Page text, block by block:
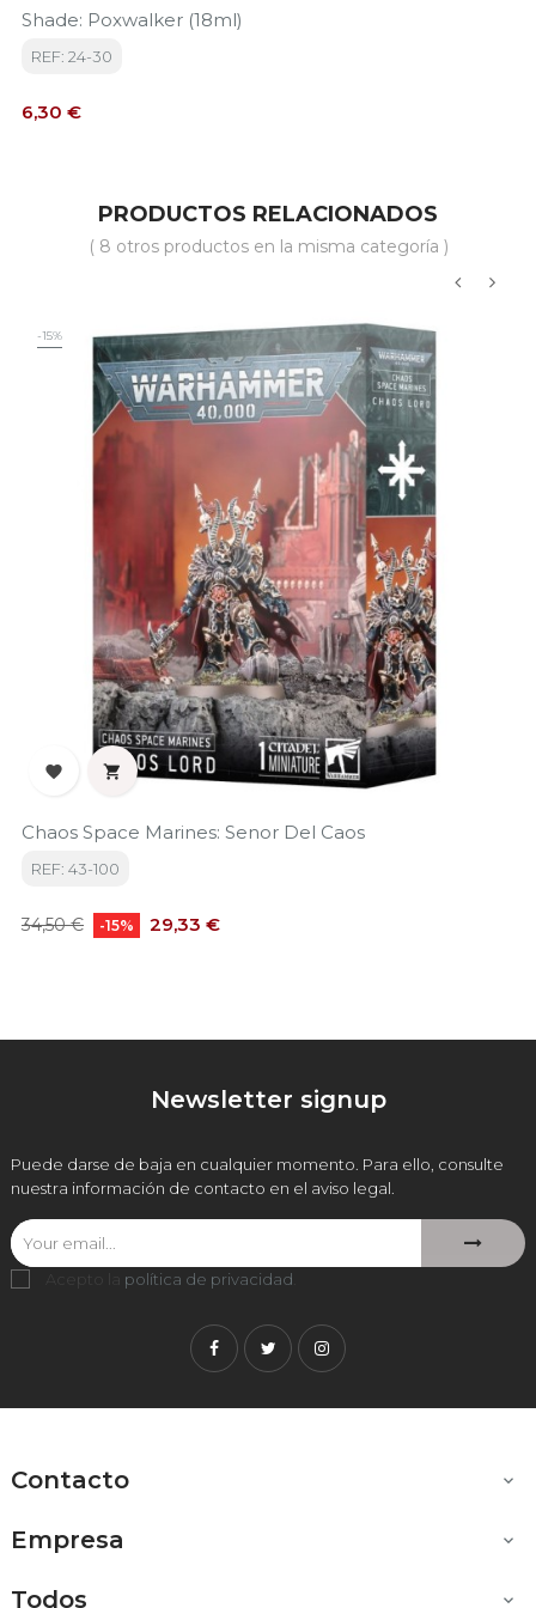
Shade: Poxwalker (18ml)
REF: 24-30
Precio
6,30 €
PRODUCTOS RELACIONADOS
( 8 otros productos en la misma categoría )
-15%
 
Chaos Space Marines: Senor Del Caos
REF: 43-100
Precio
34,50 € -15% Precio
29,33 €
Newsletter signup
Puede darse de baja en cualquier momento. Para ello, consulte
nuestra información de contacto en el aviso legal.
Acepto la política de privacidad
FacebookTwitterInstagram
Contacto 
Empresa 
Todos 